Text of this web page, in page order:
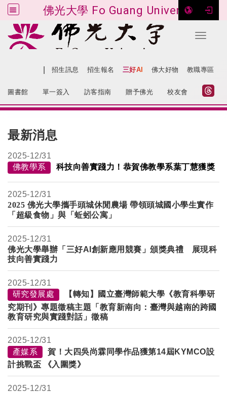
佛光大學 Fo Guang University
Toggle
跳到主要內容
招生訊息 招生報名 三好AI 佛大好物 教職專區
圖書館 單一簽入 訪客指南 贈予佛光 校友會
最新消息
2025-12/31
佛教學系
科技向善實踐力！恭賀佛教學系葉丁慧獲獎
2025-12/31
2025 佛光大學攜手頭城休閒農場 帶領頭城國小學生實作
「超級食物」與「蚯蚓公寓」
2025-12/31
佛光大學舉辦「三好AI創新應用競賽」頒獎典禮 展現科
技向善實踐力
2025-12/31
研究發展處
【轉知】國立臺灣師範大學《教育科學研
究期刊》專題徵稿主題「教育新南向：臺灣與越南的跨國
教育研究與實踐對話」徵稿
2025-12/31
產媒系
賀！大四吳尚霖同學作品獲第14屆KYMCO設
計挑戰盃 《入圍獎》
2025-12/31